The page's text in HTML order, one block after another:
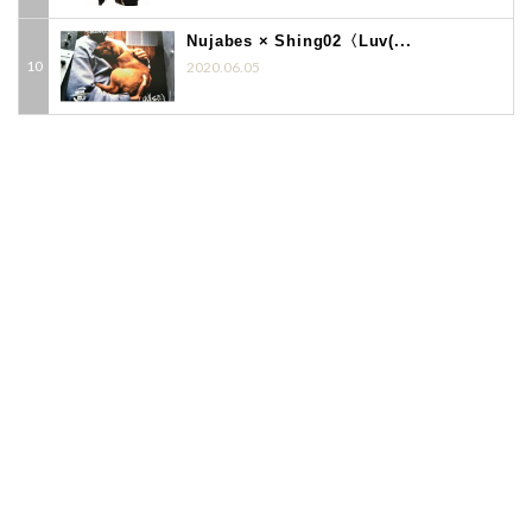
Nujabes × Shing02〈Luv(...
2020.06.05